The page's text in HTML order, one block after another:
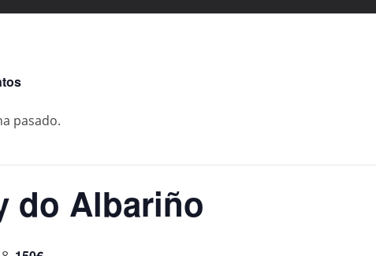
pasado.
do Albariño